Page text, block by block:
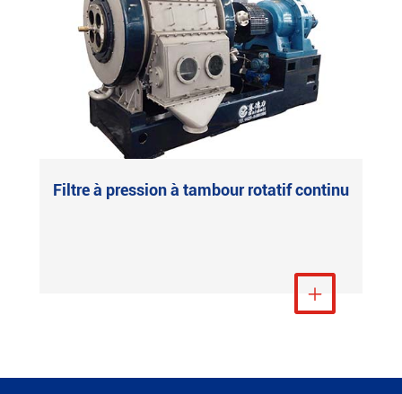
Filtre à pression à tambour rotatif continu
Voir plus
